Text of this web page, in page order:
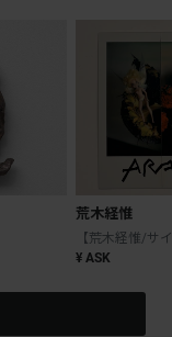
荒木経惟
¥ ASK